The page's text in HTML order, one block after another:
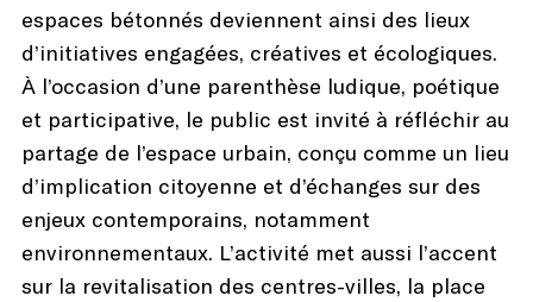
espaces bétonnés deviennent ainsi des lieux
d’initiatives engagées, créatives et écologiques.
À l’occasion d’une parenthèse ludique, poétique
et participative, le public est invité à réfléchir au
partage de l’espace urbain, conçu comme un lieu
d’implication citoyenne et d’échanges sur des
enjeux contemporains, notamment
environnementaux. L’activité met aussi l’accent
sur la revitalisation des centres-villes, la place